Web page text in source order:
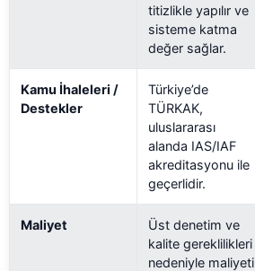
titizlikle yapılır ve
sisteme katma
değer sağlar.
Kamu İhaleleri /
Destekler
Türkiye’de
TÜRKAK,
uluslararası
alanda IAS/IAF
akreditasyonu ile
geçerlidir.
Maliyet
Üst denetim ve
kalite gereklilikleri
nedeniyle maliyeti